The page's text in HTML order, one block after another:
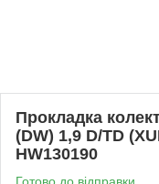
Прокладка
(DW) 1,9 D/TD
HW130190
Готово до відправки